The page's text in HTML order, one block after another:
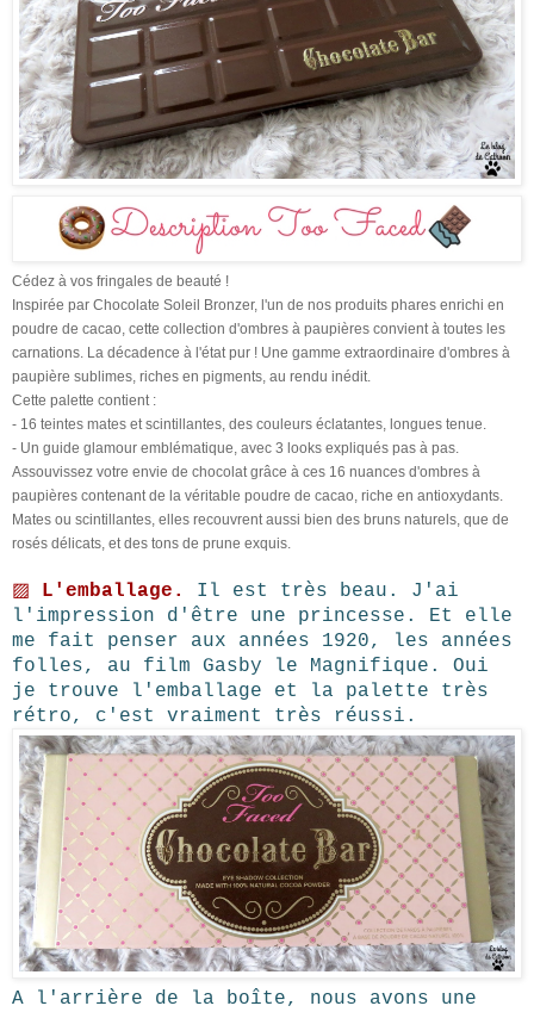
Cédez à vos fringales de beauté !
Inspirée par Chocolate Soleil Bronzer, l'un de nos produits phares enrichi en
poudre de cacao, cette collection d'ombres à paupières convient à toutes les
carnations. La décadence à l'état pur ! Une gamme extraordinaire d'ombres à
paupière sublimes, riches en pigments, au rendu inédit.
Cette palette contient :
- 16 teintes mates et scintillantes, des couleurs éclatantes, longues tenue.
- Un guide glamour emblématique, avec 3 looks expliqués pas à pas.
Assouvissez votre envie de chocolat grâce à ces 16 nuances d'ombres à
paupières contenant de la véritable poudre de cacao, riche en antioxydants.
Mates ou scintillantes, elles recouvrent aussi bien des bruns naturels, que de
rosés délicats, et des tons de prune exquis.
▨ L'emballage.
Il est très beau. J'ai
l'impression d'être une princesse. Et elle
me fait penser aux années 1920, les années
folles, au film Gasby le Magnifique. Oui
je trouve l'emballage et la palette très
rétro, c'est vraiment très réussi.
A l'arrière de la boîte, nous avons une